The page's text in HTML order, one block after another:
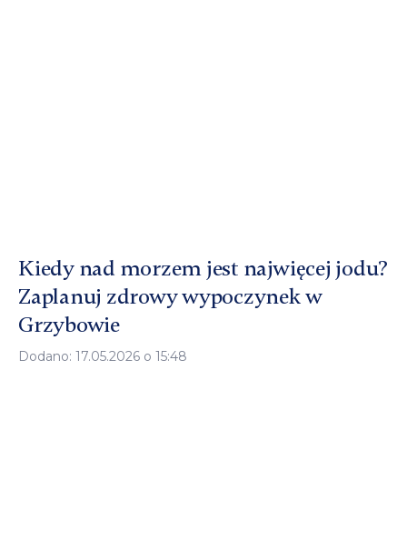
Kiedy nad morzem jest najwięcej jodu?
Zaplanuj zdrowy wypoczynek w
Grzybowie
Dodano: 17.05.2026 o 15:48